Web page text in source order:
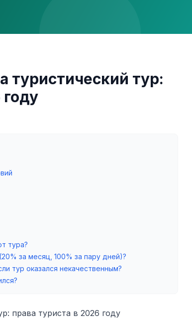
туристический тур:
тура?
за месяц, 100% за пару дней)?
тур оказался некачественным?
права туриста в 2026 году